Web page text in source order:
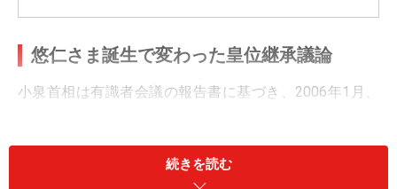
悠仁さま誕生で変わった皇位継承議論
小泉首相は有識者会議の報告書に基づき、2006年1月、
あると表明する意向を事前に示し、記者団との懇談でも
「（有識者会議の結論に）理解は得られると思う」と語
続きを読む